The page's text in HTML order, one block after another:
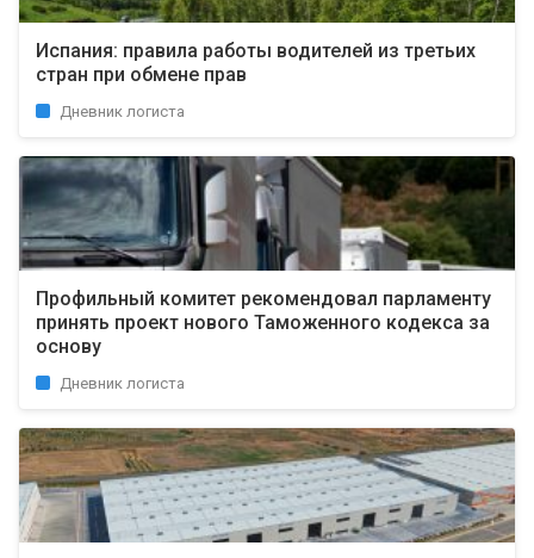
Испания: правила работы водителей из третьих
стран при обмене прав
Дневник логиста
Профильный комитет рекомендовал парламенту
принять проект нового Таможенного кодекса за
основу
Дневник логиста